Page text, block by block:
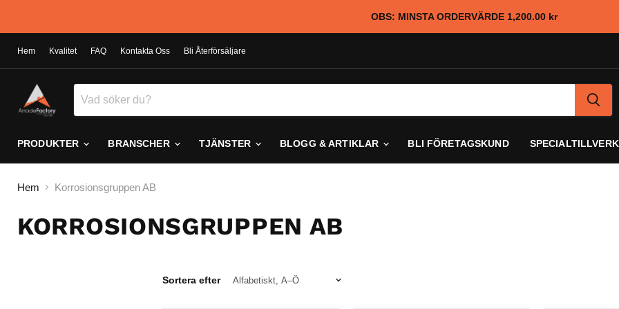
OBS: MINSTA ORDERVÄRDE 1,200.00 kr
Hem Kvalitet FAQ Kontakta Oss Bli Återförsäljare
PRODUKTER BRANSCHER TJÄNSTER BLOGG & ARTIKLAR BLI FÖRETAGSKUND
Hem Korrosionsgruppen AB
KORROSIONSGRUPPEN AB
Sortera efter